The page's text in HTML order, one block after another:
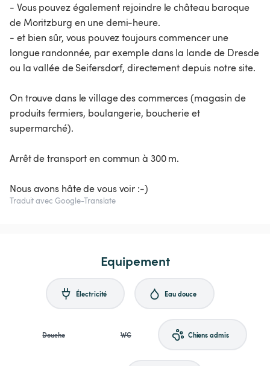
- Vous pouvez également rejoindre le château baroque
de Moritzburg en une demi-heure.
- et bien sûr, vous pouvez toujours commencer une
longue randonnée, par exemple dans la lande de Dresde
ou la vallée de Seifersdorf, directement depuis notre site.
On trouve dans le village des commerces (magasin de
produits fermiers, boulangerie, boucherie et
supermarché).
Arrêt de transport en commun à 300 m.
Nous avons hâte de vous voir :-)
Traduit avec Google-Translate
Equipement
Électricité Eau douce
Douche WC Chiens admis